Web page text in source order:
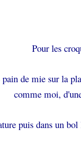
Pour les
pain de mie sur la
comme moi,
puis dans un